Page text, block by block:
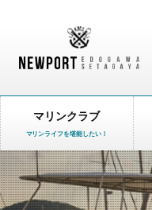
マリンクラブ
マリンライフを堪能したい！